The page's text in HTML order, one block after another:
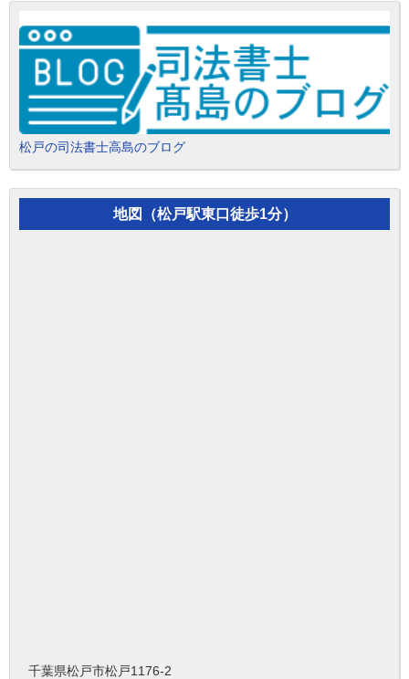
松戸の司法書士高島のブログ
地図（松戸駅東口徒歩1分）
千葉県松戸市松戸1176-2